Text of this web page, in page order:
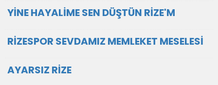
YİNE HAYALİME SEN DÜŞTÜN RİZE'M
RİZESPOR SEVDAMIZ MEMLEKET MESELESİ
AYARSIZ RİZE